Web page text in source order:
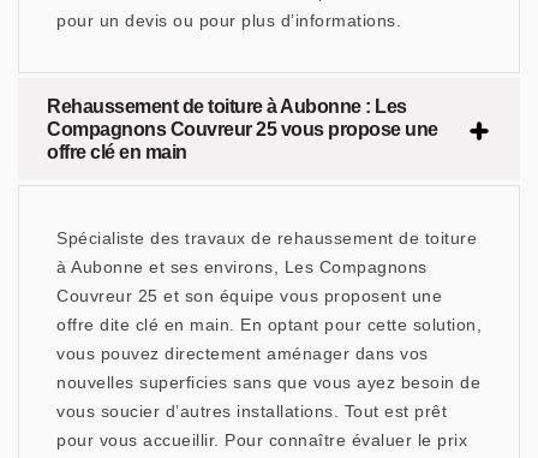
pour un devis ou pour plus d’informations.
Rehaussement de toiture à Aubonne : Les
Compagnons Couvreur 25 vous propose une
offre clé en main
Spécialiste des travaux de rehaussement de toiture
à Aubonne et ses environs, Les Compagnons
Couvreur 25 et son équipe vous proposent une
offre dite clé en main. En optant pour cette solution,
vous pouvez directement aménager dans vos
nouvelles superficies sans que vous ayez besoin de
vous soucier d’autres installations. Tout est prêt
pour vous accueillir. Pour connaître évaluer le prix